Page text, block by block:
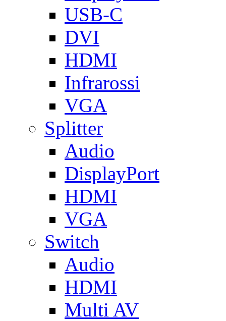
USB-C
DVI
HDMI
Infrarossi
VGA
Splitter
Audio
DisplayPort
HDMI
VGA
Switch
Audio
HDMI
Multi AV